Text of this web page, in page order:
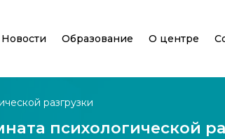
Новости Образование О центре
разгрузки
психологической